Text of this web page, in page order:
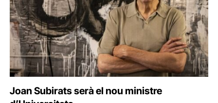
Joan Subirats serà el nou ministre